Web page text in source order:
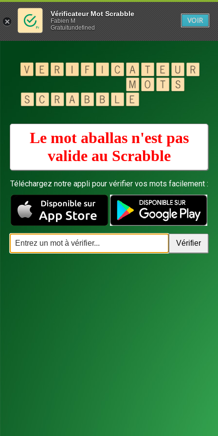
Le mot aballas n'est pas
valide au Scrabble
Téléchargez notre appli pour vérifier vos mots facilement :
Vérificateur Mot Scrabble
Fabien M
Gratuitundefined
VOIR